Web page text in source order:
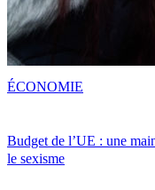
Budget de l’UE : une
le sexisme
ÉCONOMIE